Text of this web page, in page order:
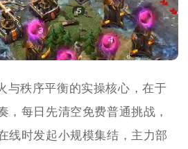
与秩序平衡的实操核心，在于
，每日先清空免费普通挑战，
线时发起小规模集结，主力部